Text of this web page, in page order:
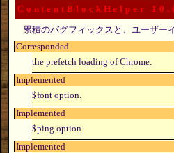
ContentBlockHelper
累積のバグフィックスと、ユーザー
Corresponded
the prefetch loading of Chrome.
Implemented
$font option.
Implemented
$ping option.
Implemented